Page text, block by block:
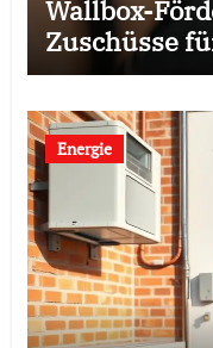
Wallbox-
Zuschüsse
Energie